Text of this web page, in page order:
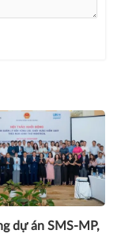
dự án SMS-MP,